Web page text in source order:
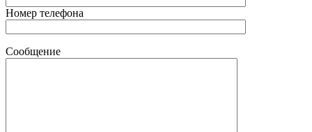
Номер телефона
Сообщение